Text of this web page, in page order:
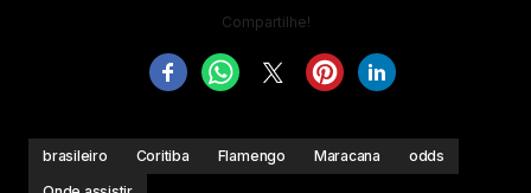
Compartilhe!
brasileiro Coritiba Flamengo Maracana
odds